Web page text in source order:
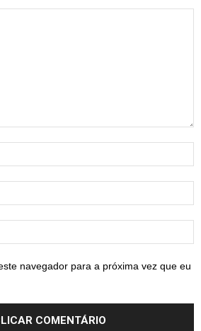
navegador para a próxima vez que eu